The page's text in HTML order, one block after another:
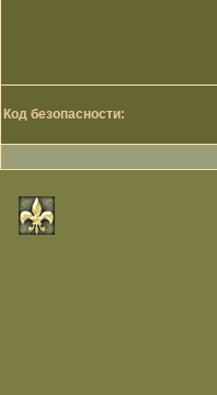
Код безопасности: